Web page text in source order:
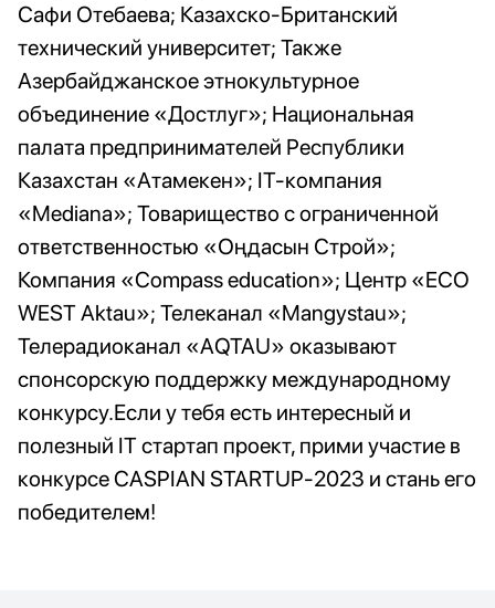
Сафи Отебаева; Казахско-Британский
технический университет; Также
Азербайджанское этнокультурное
объединение «Достлуг»; Национальная
палата предпринимателей Республики
Казахстан «Атамекен»; IT-компания
«Mediana»; Товарищество с ограниченной
ответственностью «Оңдасын Строй»;
Компания «Compass education»; Центр «ECO
WEST Aktau»; Телеканал «Mangystau»;
Телерадиоканал «AQTAU» оказывают
спонсорскую поддержку международному
конкурсу.Если у тебя есть интересный и
полезный IT стартап проект, прими участие в
конкурсе CASPIAN STARTUP-2023 и стань его
победителем!